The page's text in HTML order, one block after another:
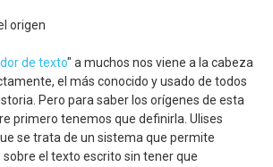
origen
de texto" a muchos nos viene a la cabeza
el más conocido y usado de todos
Pero para saber los orígenes de esta
primero tenemos que definirla. Ulises
se trata de un sistema que permite
el texto escrito sin tener que